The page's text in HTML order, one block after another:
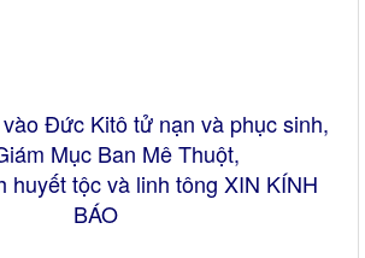
Đức Kitô tử nạn và phục sinh,
Mục Ban Mê Thuột,
huyết tộc và linh tông XIN KÍNH
BÁO